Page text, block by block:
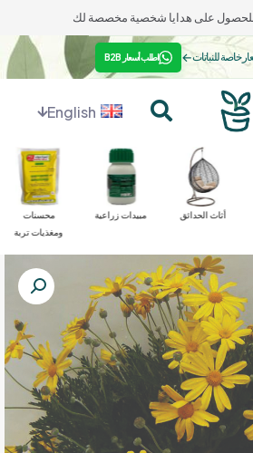
للحصول على هدايا شخصية مخصصة لك
خاصة للنباتات← اطلب أسعار B2B
English
محسنات
ومغذيات تربة
مبيدات زراعية أثاث الحدائق